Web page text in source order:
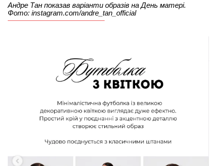
Андре Тан показав варіанти образів на День матері.
Фото: instagram.com/andre_tan_official